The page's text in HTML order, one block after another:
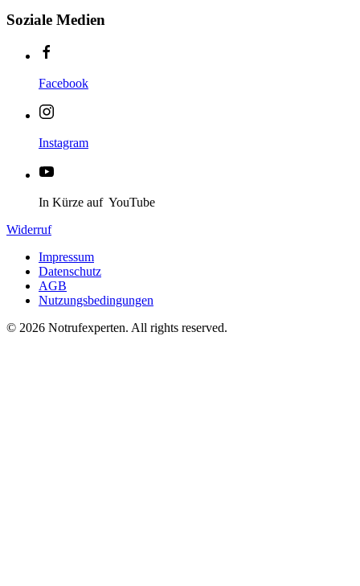
Soziale Medien
Facebook
Instagram
In Kürze auf YouTube
Widerruf
Impressum
Datenschutz
AGB
Nutzungsbedingungen
© 2026 Notrufexperten. All rights reserved.